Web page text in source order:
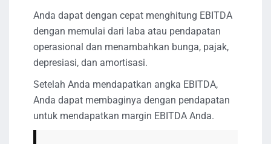
Anda dapat dengan cepat menghitung EBITDA
dengan memulai dari laba atau pendapatan
operasional dan menambahkan bunga, pajak,
depresiasi, dan amortisasi.
Setelah Anda mendapatkan angka EBITDA,
Anda dapat membaginya dengan pendapatan
untuk mendapatkan margin EBITDA Anda.